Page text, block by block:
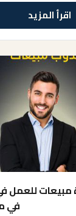
اقرأ المزيد
للعمل
في